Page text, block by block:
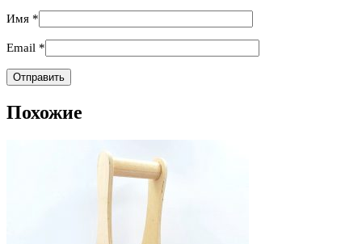
Имя *
Email *
Похожие